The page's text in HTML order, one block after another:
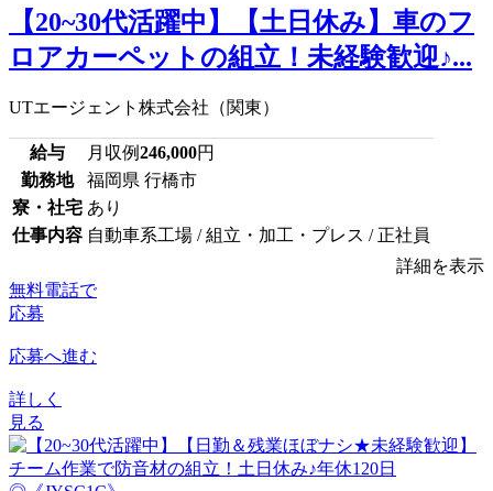
【20~30代活躍中】【土日休み】車のフ
ロアカーペットの組立！未経験歓迎♪...
UTエージェント株式会社（関東）
給与 月収例246,000円
勤務地
福岡県 行橋市
寮・社宅 あり
仕事内容 自動車系工場 / 組立・加工・プレス / 正社員
詳細を表示
無料電話で
応募
応募へ進む
詳しく
見る